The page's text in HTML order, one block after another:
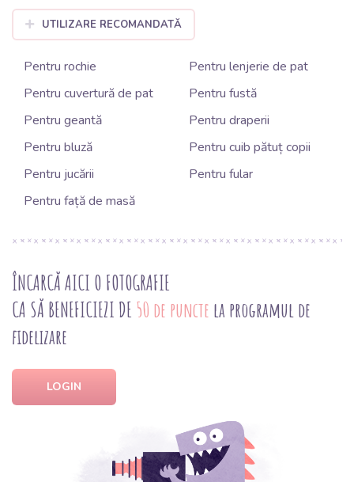
UTILIZARE RECOMANDATĂ
Pentru rochie
Pentru lenjerie de pat
Pentru cuvertură de pat
Pentru fustă
Pentru geantă
Pentru draperii
Pentru bluză
Pentru cuib pătuț copii
Pentru jucării
Pentru fular
Pentru față de masă
ÎNCARCĂ AICI O FOTOGRAFIE
CA SĂ BENEFICIEZI DE 50 de puncte la programul de
fidelizare
LOGIN